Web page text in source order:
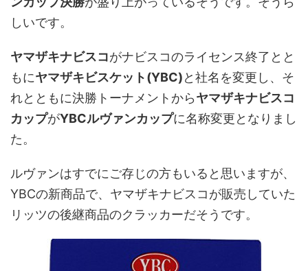
しいです。
ヤマザキナビスコがナビスコのライセンス終了とと
もにヤマザキビスケット(YBC)と社名を変更し、そ
れとともに決勝トーナメントからヤマザキナビスコ
カップがYBCルヴァンカップに名称変更となりまし
た。
ルヴァンはすでにご存じの方もいると思いますが、
YBCの新商品で、ヤマザキナビスコが販売していた
リッツの後継商品のクラッカーだそうです。